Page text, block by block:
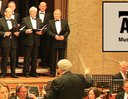
Anton Verlag
Musik- und Chorverlag